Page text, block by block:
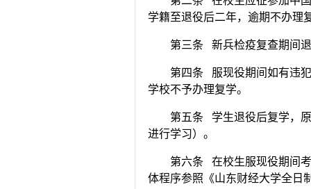
学籍至退役后二年，逾期不办理
第三条 新兵检疫复查期间
第四条 服现役期间如有违
学校不予办理复学。
第五条 学生退役后复学，
进行学习）。
第六条 在校生服现役期间
体程序参照《山东财经大学全日